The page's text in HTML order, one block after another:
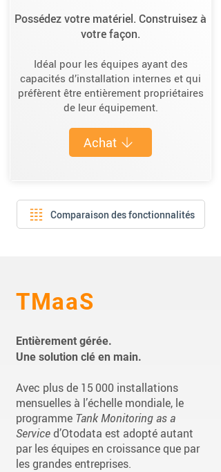
Possédez votre matériel. Construisez à
votre façon.
Idéal pour les équipes ayant des
capacités d’installation internes et qui
préfèrent être entièrement propriétaires
de leur équipement.
Achat
Comparaison des fonctionnalités
TMaaS
Entièrement gérée.
Une solution clé en main.
Avec plus de 15 000 installations
mensuelles à l’échelle mondiale, le
programme Tank Monitoring as a
Serviced’Otodata est adopté autant
par les équipes en croissance que par
les grandes entreprises.​